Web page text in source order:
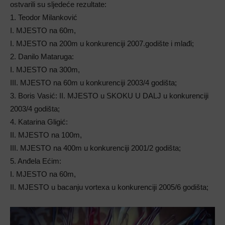
ostvarili su sljedeće rezultate:
1. Teodor Milanković
I. MJESTO na 60m,
I. MJESTO na 200m u konkurenciji 2007.godište i mlađi;
2. Danilo Mataruga:
I. MJESTO na 300m,
III. MJESTO na 60m u konkurenciji 2003/4 godišta;
3. Boris Vasić: II. MJESTO u SKOKU U DALJ u konkurenciji
2003/4 godišta;
4. Katarina Gligić:
II. MJESTO na 100m,
III. MJESTO na 400m u konkurenciji 2001/2 godišta;
5. Anđela Ećim:
I. MJESTO na 60m,
II. MJESTO u bacanju vortexa u konkurenciji 2005/6 godišta;